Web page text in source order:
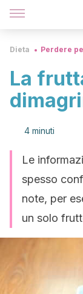
Dieta Perdere
La
4 minuti
Le
spesso
note, per
un solo